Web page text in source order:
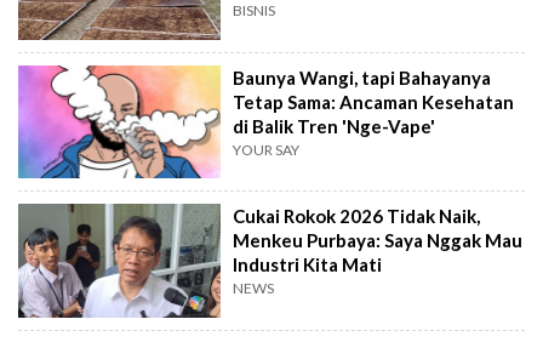
BISNIS
Baunya Wangi, tapi Bahayanya
Tetap Sama: Ancaman Kesehatan
di Balik Tren 'Nge-Vape'
YOUR SAY
Cukai Rokok 2026 Tidak Naik,
Menkeu Purbaya: Saya Nggak Mau
Industri Kita Mati
NEWS